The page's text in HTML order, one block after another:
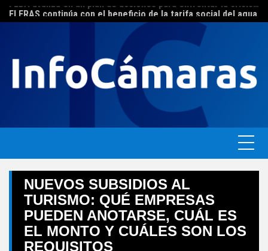
Skip
to
El ERAS continúa con el beneficio de la tarifa social del agua
NUEVOS SUBSIDIOS AL
TURISMO: QUÉ EMPRESAS
PUEDEN ANOTARSE, CUÁL ES
EL MONTO Y CUÁLES SON LOS
REQUISITOS